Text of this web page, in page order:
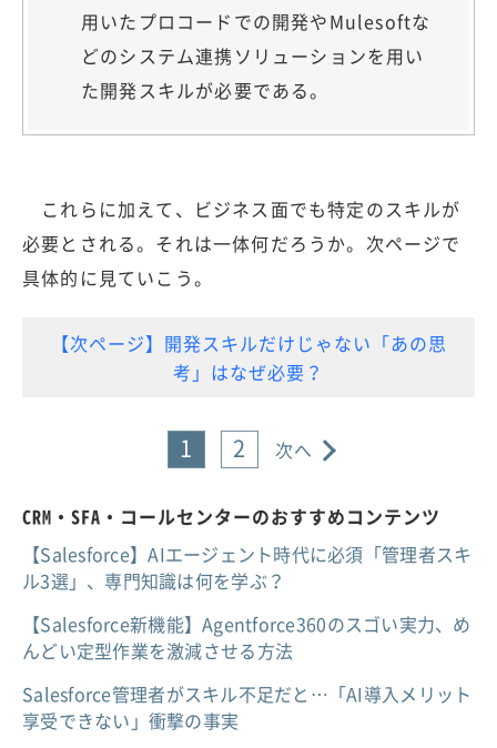
用いたプロコードでの開発やMulesoftな
どのシステム連携ソリューションを用い
た開発スキルが必要である。
これらに加えて、ビジネス面でも特定のスキルが
必要とされる。それは一体何だろうか。次ページで
具体的に見ていこう。
【次ページ】開発スキルだけじゃない「あの思
考」はなぜ必要？
1 2 次へ
CRM・SFA・コールセンターのおすすめコンテンツ
【Salesforce】AIエージェント時代に必須「管理者スキ
ル3選」、専門知識は何を学ぶ？
【Salesforce新機能】Agentforce360のスゴい実力、め
んどい定型作業を激減させる方法
Salesforce管理者がスキル不足だと…「AI導入メリット
享受できない」衝撃の事実